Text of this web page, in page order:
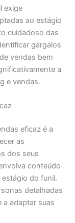
exige
ao estágio
cuidadoso das
gargalos
vendas bem
a
e vendas.
eficaz é a
as
dos seus
conteúdo
do funil.
detalhadas
a adaptar suas